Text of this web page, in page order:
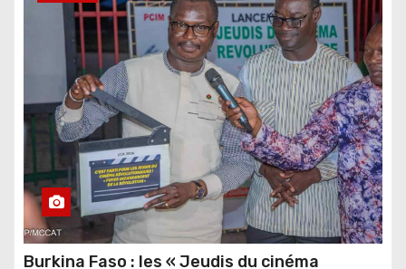
Burkina Faso : les « Jeudis du cinéma